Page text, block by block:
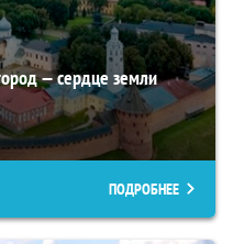
— сердце земли
ПОДРОБНЕЕ